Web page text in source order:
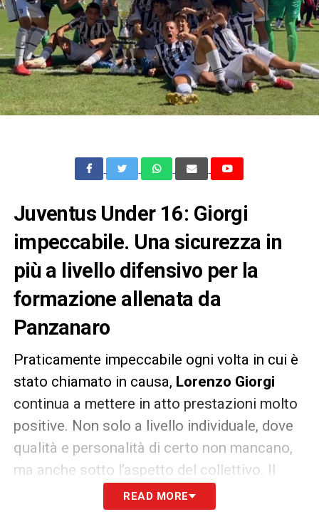
Juventus Under 16: Giorgi
impeccabile. Una sicurezza in
più a livello difensivo per la
formazione allenata da
Panzanaro
Praticamente impeccabile ogni volta in cui è
stato chiamato in causa, Lorenzo Giorgi
continua a mettere in atto prestazioni molto
positive. Non solo a livello individuale, dove
qualità e personalità di certo non mancano,
ma anche sotto l’aspetto del collettivo. Il
Juventus Under 16
riesce ad organizzare spesso una solida
READ MORE